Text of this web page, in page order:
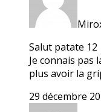
Salut patate 12
Je connais pas
plus avoir la
29 décembre